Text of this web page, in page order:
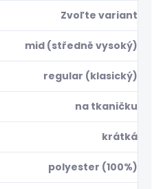
Zvoľte variant
mid (středně vysoký)
regular (klasický)
na tkaničku
krátká
polyester (100%)